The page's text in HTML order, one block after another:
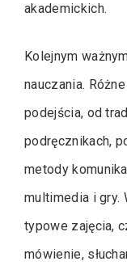
akademickich.
Kolejnym
nauczania.
podejścia, od
podręcznikach,
metody
multimedia i gry.
typowe zajęcia,
mówienie,